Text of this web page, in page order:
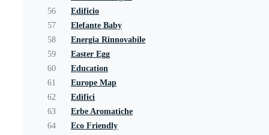
56
Edificio
57
Elefante Baby
58
Energia Rinnovabile
59
Easter Egg
60
Education
61
Europe Map
62
Edifici
63
Erbe Aromatiche
64
Eco Friendly